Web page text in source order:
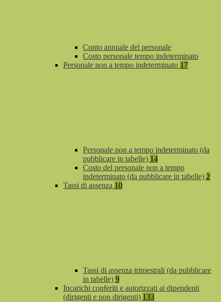
Conto annuale del personale
Costo personale tempo indeterminato
Personale non a tempo indeterminato 17
Personale non a tempo indeterminato (da
pubblicare in tabelle) 14
Costo del personale non a tempo
indeterminato (da pubblicare in tabelle) 2
Tassi di assenza 10
Tassi di assenza trimestrali (da pubblicare
in tabelle) 9
Incarichi conferiti e autorizzati ai dipendenti
(dirigenti e non dirigenti) 133